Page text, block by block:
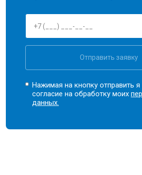
Отправить заявку
Нажимая на кнопку отправить
согласие на обработку моих
данных.